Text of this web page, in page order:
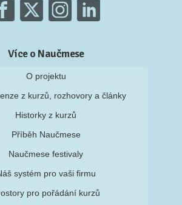
Více o Naučmese
O projektu
z kurzů, rozhovory a články
Historky z kurzů
Příběh Naučmese
Naučmese festivaly
systém pro vaši firmu
pro pořádání kurzů